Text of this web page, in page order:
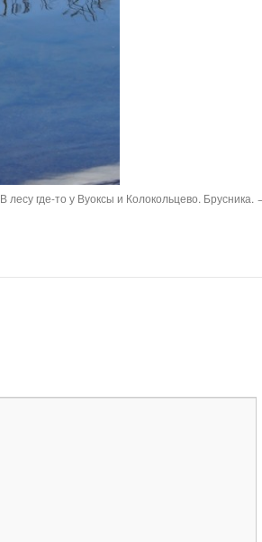
В лесу где-то у Вуоксы и Колокольцево. Брусника.